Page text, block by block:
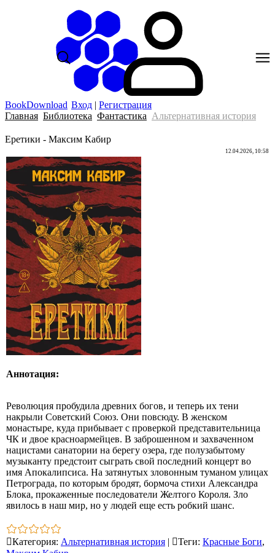
BookDownload Вход | Регистрация
Главная Библиотека Фантастика Альтернативная история
Еретики - Максим Кабир
12.04.2026, 10:58
Аннотация:
Революция пробудила древних богов, и теперь их тени
накрыли Советский Союз. Они повсюду. В женском
монастыре, куда прибывает с проверкой представительница
ЧК и двое красноармейцев. В заброшенном и захваченном
нацистами санатории на берегу озера, где полузабытому
музыканту предстоит сыграть свой последний концерт во
имя Апокалипсиса. На затянутых зловонным туманом улицах
Петрограда, по которым бродят, бормоча стихи Александра
Блока, прокаженные последователи Желтого Короля. Зло
явилось в наш мир, но у людей еще есть робкий шанс.
Категория: Альтернативная история | Теги: Красные Боги,